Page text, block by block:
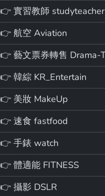
👉 實習教師 studyteacher
👉 航空 Aviation
👉 韓綜 KR_Entertain
👉 美妝 MakeUp
👉 速食 fastfood
👉 手錶 watch
👉 體適能 FITNESS
👉 攝影 DSLR